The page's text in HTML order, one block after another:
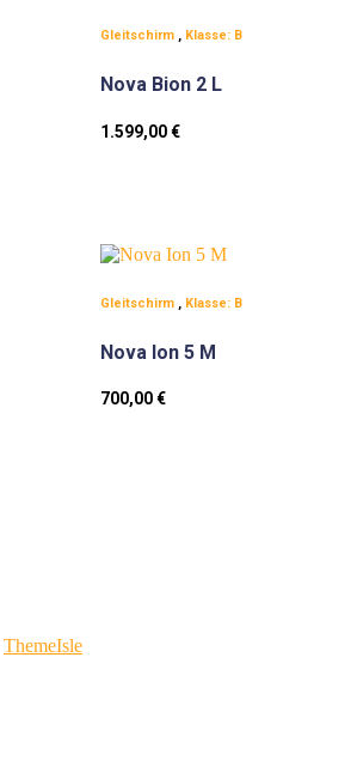
Gleitschirm, Klasse: B
Nova Bion 2 L
1.599,00€
Gleitschirm, Klasse: B
Nova Ion 5 M
700,00€
ThemeIsle